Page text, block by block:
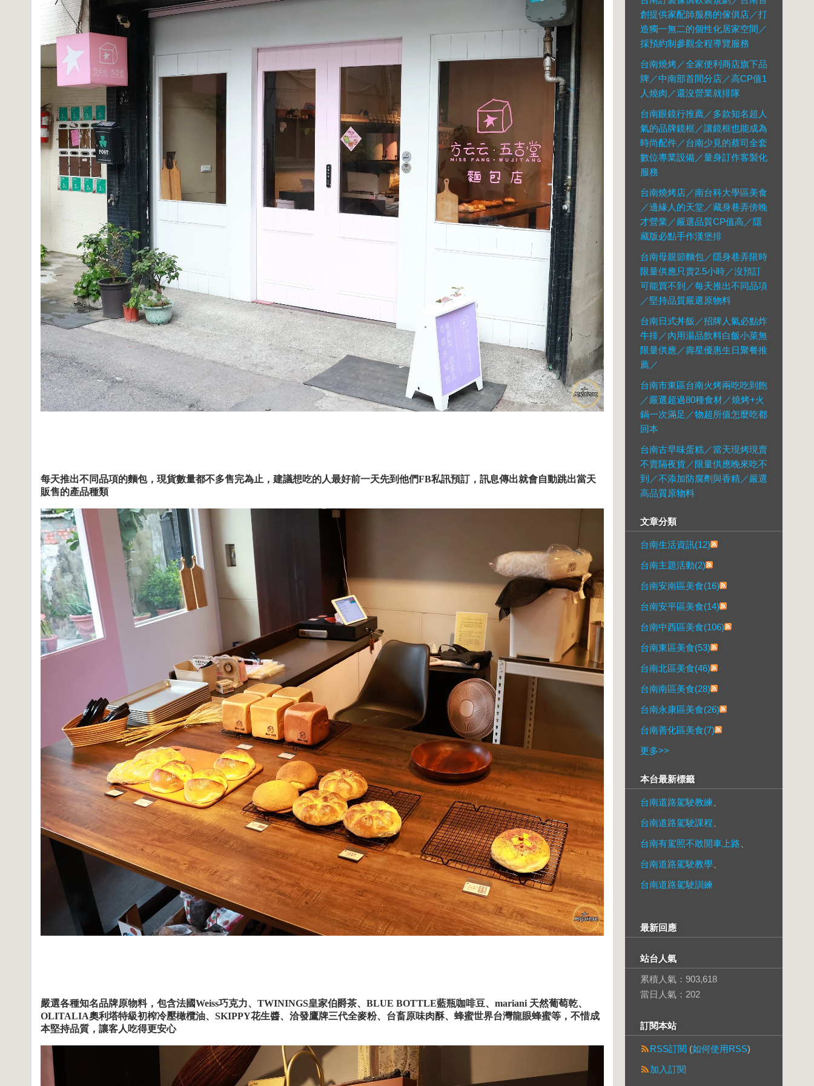
每天推出不同品項的麵包，現貨數量都不多售完為止，建議想吃的人最好前一天先到他們FB私訊預訂，訊息傳出就會自動跳出當天
販售的產品種類
嚴選各種知名品牌原物料，包含法國Weiss巧克力、 TWININGS皇家伯爵茶、 BLUE BOTTLE藍瓶咖啡豆、 mariani 天然葡萄乾、
OLITALIA奧利塔特級初榨冷壓橄欖油、 SKIPPY花生醬、洽發鷹牌三代全麥粉、台畜原味肉酥、蜂蜜世界台灣龍眼蜂蜜等，不惜成
本堅持品質，讓客人吃得更安心
創提供家配師服務的傢俱店／打
造獨一無二的個性化居家空間／
採預約制參觀全程導覽服務
台南燒烤／全家便利商店旗下品
牌／中南部首間分店／高CP值1
人燒肉／還沒營業就排隊
台南眼鏡行推薦／多款知名超人
氣的品牌鏡框／讓鏡框也能成為
時尚配件／台南少見的蔡司全套
數位專業設備／量身訂作客製化
服務
台南燒烤店／南台科大學區美食
／邊緣人的天堂／藏身巷弄傍晚
才營業／嚴選品質CP值高／隱
藏版必點手作漢堡排
台南母親節麵包／隱身巷弄限時
限量供應只賣2.5小時／沒預訂
可能買不到／每天推出不同品項
／堅持品質嚴選原物料
台南日式丼飯／招牌人氣必點炸
牛排／內用湯品飲料白飯小菜無
限量供應／壽星優惠生日聚餐推
薦／
台南市東區台南火烤兩吃吃到飽
／嚴選超過80種食材／燒烤+火
鍋一次滿足／物超所值怎麼吃都
回本
台南古早味蛋糕／當天現烤現賣
不賣隔夜貨／限量供應晚來吃不
到／不添加防腐劑與香精／嚴選
高品質原物料
文章分類
台南生活資訊(12)
台南主題活動(2)
台南安南區美食(16)
台南安平區美食(14)
台南中西區美食(106)
台南東區美食(53)
台南北區美食(46)
台南南區美食(28)
台南永康區美食(26)
台南善化區美食(7)
更多>>
本台最新標籤
台南道路駕駛教練
台南道路駕駛課程
台南有駕照不敢開車上路
台南道路駕駛教學
台南道路駕駛訓練
最新回應
站台人氣
累積人氣： 903,618
當日人氣： 202
訂閱本站
RSS訂閱 (如何使用RSS)
加入訂閱